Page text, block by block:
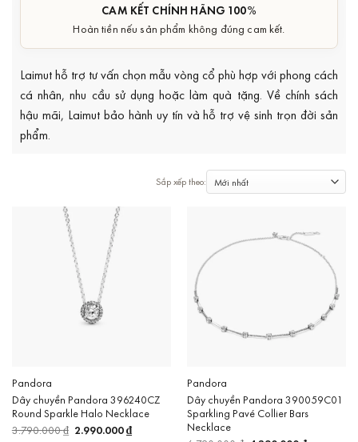
CAM KẾT CHÍNH HÃNG 100%
Hoàn tiền nếu sản phẩm không đúng cam kết.
Laimut hỗ trợ tư vấn chọn mẫu vòng cổ phù hợp với phong cách
cá nhân, nhu cầu sử dụng hoặc làm quà tặng. Về chính sách
hậu mãi, Laimut bảo hành uy tín và hỗ trợ vệ sinh trọn đời sản
phẩm.
Pandora
Dây chuyền Pandora 396240CZ
Round Sparkle Halo Necklace
3.790.000₫ Giá
2.990.000₫Giá
Pandora
Dây chuyền Pandora 390059C01
Sparkling Pavé Collier Bars
Necklace